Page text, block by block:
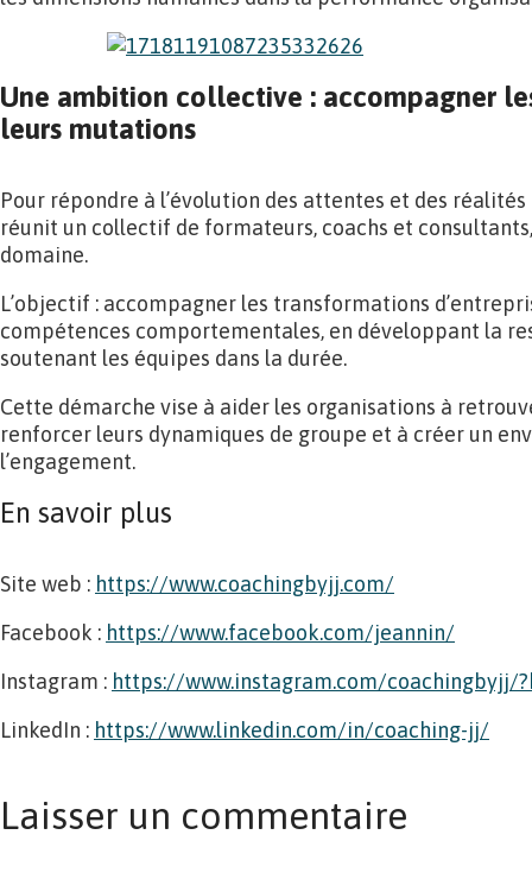
Une ambition collective : accompagner
leurs mutations
Pour répondre à l’évolution des attentes et des réalités
réunit un collectif de formateurs, coachs et
domaine.
L’objectif : accompagner les transformations
compétences comportementales, en développant la
soutenant les équipes dans la durée.
Cette démarche vise à aider les organisations à
renforcer leurs dynamiques de groupe et à créer un
l’engagement.
En savoir plus
Site web : https://www.coachingbyjj.com/
Facebook : https://www.facebook.com/jeannin/
Instagram : https://www.instagram.com/coachingbyjj/
LinkedIn : https://www.linkedin.com/in/coaching-jj/
Laisser un commentaire